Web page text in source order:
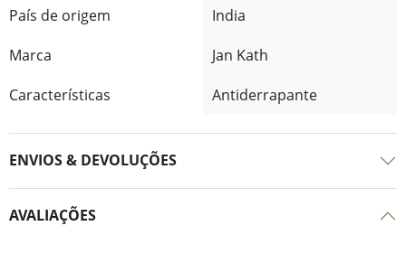
País de origem
India
Marca
Jan Kath
Características
Antiderrapante
ENVIOS & DEVOLUÇÕES
AVALIAÇÕES